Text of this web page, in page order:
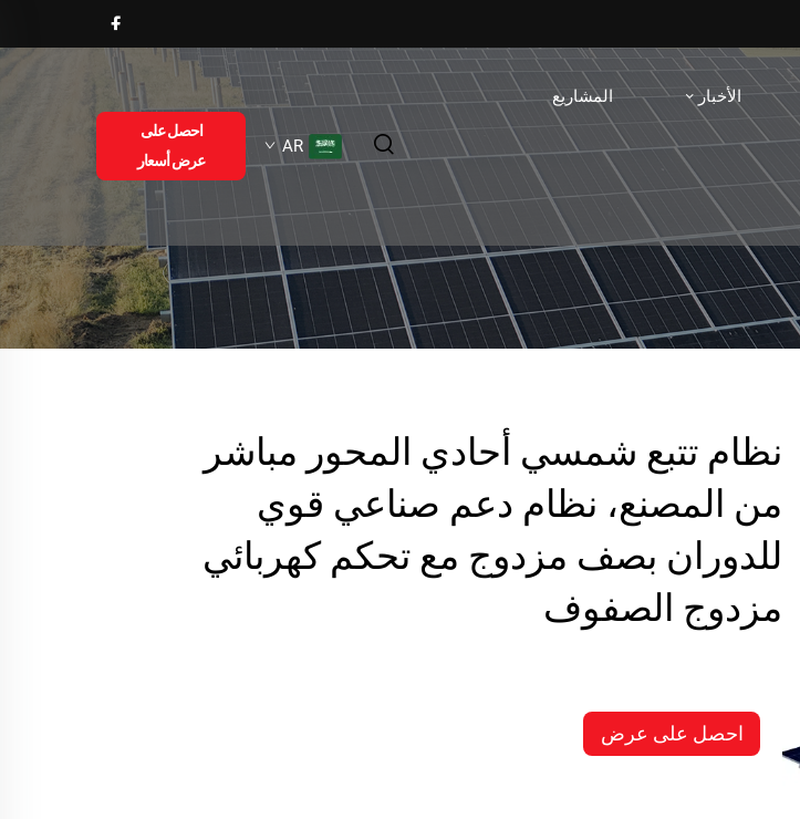
الأخبار المشاريع
AR
احصل على
عرض أسعار
نظام تتبع شمسي أحادي المحور مباشر
من المصنع، نظام دعم صناعي قوي
للدوران بصف مزدوج مع تحكم كهربائي
مزدوج الصفوف
احصل على عرض